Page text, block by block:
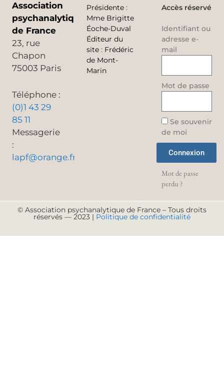
Association
psychanalytique
de France
23, rue
Chapon
75003 Paris
Téléphone :
(0)1 43 29
85 11
Messagerie
:
lapf@orange.fr
Présidente :
Mme Brigitte
Éoche-Duval
Éditeur du
site : Frédéric
de Mont-
Marin
Accès réservé
Identifiant ou
adresse e-
mail
Mot de passe
Se souvenir
de moi
Connexion
Mot de passe
perdu ?
© Association psychanalytique de France – Tous droits
réservés — 2023 | Politique de confidentialité